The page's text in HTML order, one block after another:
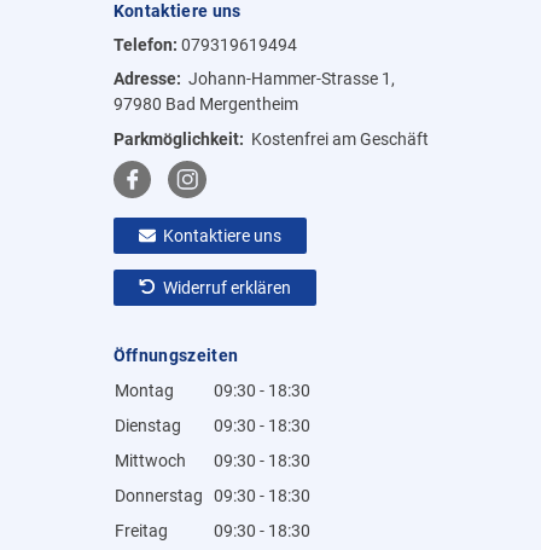
Kontaktiere uns
Telefon: 079319619494
Adresse: Johann-Hammer-Strasse 1,
97980 Bad Mergentheim
Parkmöglichkeit: Kostenfrei am Geschäft
Kontaktiere uns
Widerruf erklären
Öffnungszeiten
Montag
09:30 - 18:30
Dienstag
09:30 - 18:30
Mittwoch
09:30 - 18:30
Donnerstag
09:30 - 18:30
Freitag
09:30 - 18:30